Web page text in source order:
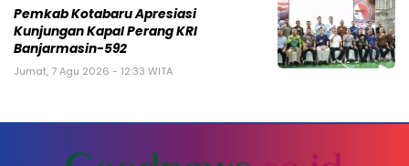
Pemkab Kotabaru Apresiasi
Kunjungan Kapal Perang KRI
Banjarmasin-592
Jumat, 7 Agu 2026 - 12:33 WITA